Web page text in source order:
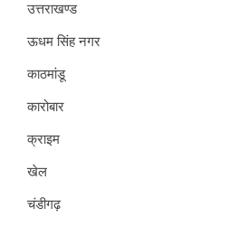
उत्तराखण्ड
ऊधम सिंह नगर
काठमांडू
कारोबार
क्राइम
खेल
चंडीगढ़